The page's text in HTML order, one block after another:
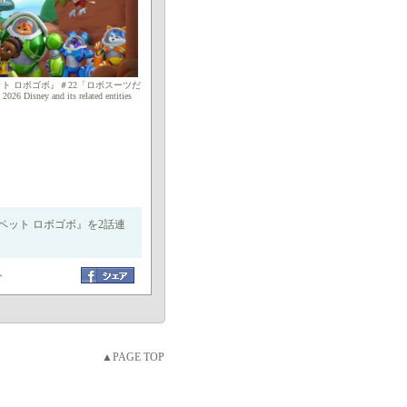
ロボゴボ』＃22「ロボスーツだ
Disney and its related entities
ット ロボゴボ』を2話連
▲PAGE TOP